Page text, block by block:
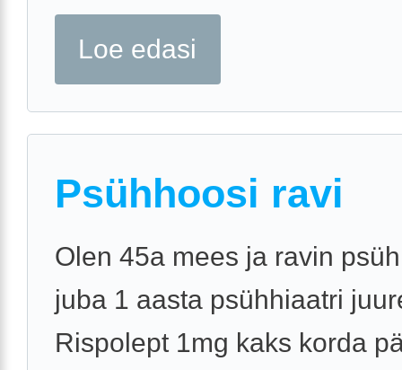
Loe edasi
Psühhoosi ravi
Olen 45a mees ja ravin
juba 1 aasta psühhiaatri
Rispolept 1mg kaks korda